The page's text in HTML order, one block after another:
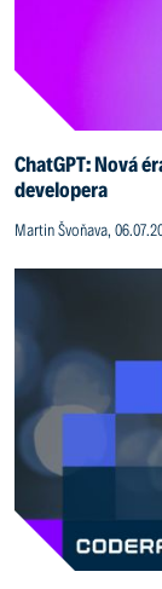
ChatGPT: Nová
developera
Martin Švoňava,